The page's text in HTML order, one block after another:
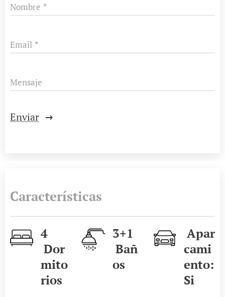
Nombre
Email
Mensaje
Enviar
Características
4
Dor
mito
rios
3+1
Bañ
os
Apar
cami
ento:
Si